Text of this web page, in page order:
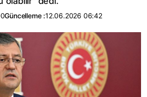
Güncelleme :12.06.2026 06:42